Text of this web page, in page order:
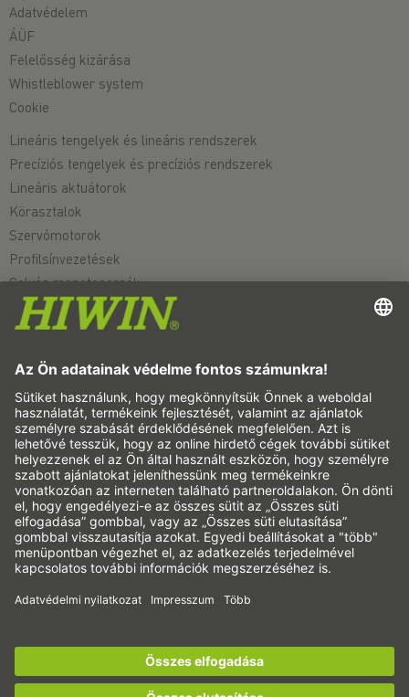
mindig jól tájékozott!
Adatvédelem
ÁÜF
Felelősség kizárása
Whistleblower system
Cookie
Lineáris tengelyek és lineáris rendszerek
Precíziós tengelyek és precíziós rendszerek
Lineáris aktuátorok
Körasztalok
Szervómotorok
Profilsínvezetések
Golyós menetesorsók
Hajtáserosíto
Nyomatékmotorok
Adagolás
Ellenőrzés
Megvilágítás
Automatizálja a
Pick&Place
Lineáris mozgatás / anyagmozgatás
Marás/forgácsolás
Oktatás